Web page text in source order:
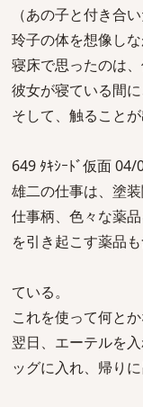
（あの子と付き合い
玲子の体を想像しな
寝床で思ったのは
彼女が寝ている間
そして、触ること
649 ﾀｷｼｰﾄﾞ仮面
雄二の仕事は、塗装
仕事柄、色々な薬
を引き起こす薬品
ている。
これを使って何と
翌日、エーテルを
ッグに入れ、帰り